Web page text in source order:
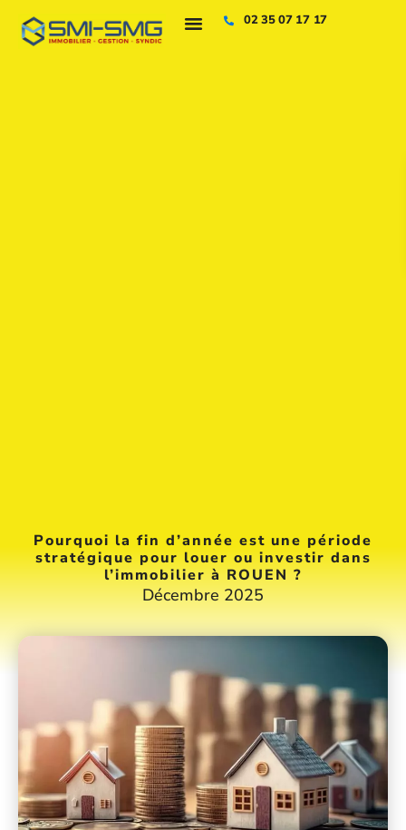
02 35 07 17 17
Pourquoi la fin d’année est une période
stratégique pour louer ou investir dans
l’immobilier à ROUEN ?
Décembre 2025